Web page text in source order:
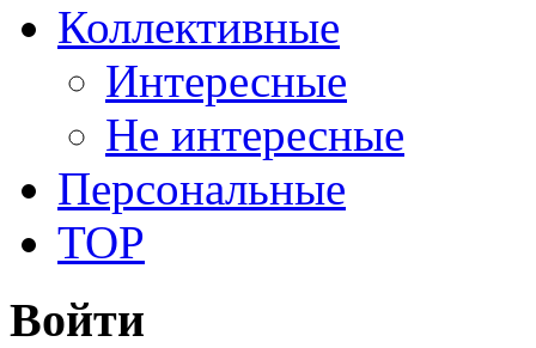
Коллективные
Интересные
Не интересные
Персональные
TOP
Войти